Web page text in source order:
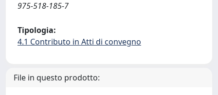
975-518-185-7
Tipologia:
4.1 Contributo in Atti di convegno
File in questo prodotto: